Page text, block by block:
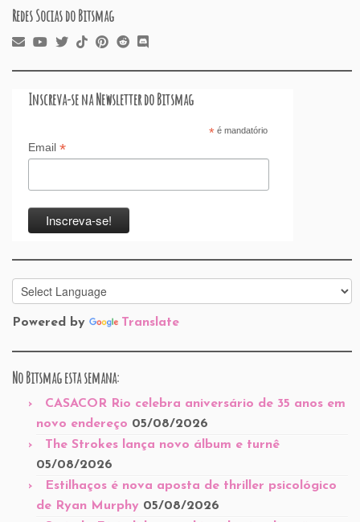
Redes Socias do Bitsmag
Inscreva-se na Newsletter do Bitsmag
*é mandatório
Email *
Powered by Translate
No Bitsmag esta semana:
CASACOR Rio celebra aniversário de 35 anos em
novo endereço 05/08/2026
The Strokes lança novo álbum e turnê
05/08/2026
Estilhaços é nova aposta de thriller psicológico
de Ryan Murphy 05/08/2026